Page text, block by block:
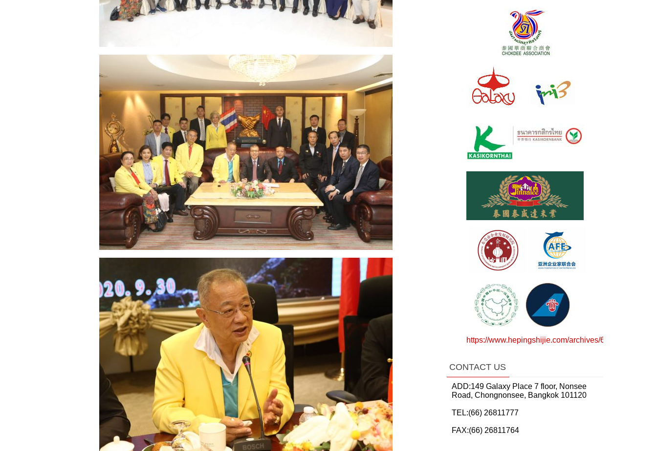
https://www.hepingshijie.com/archives/64783
CONTACT US
ADD:149 Galaxy Place 7 floor, Nonsee
Road, Chongnonsee, Bangkok 101120
TEL:(66) 26811777
FAX:(66) 26811764